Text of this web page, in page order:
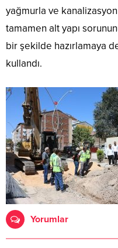
yağmurla ve
tamamen alt yapı
bir şekilde hazırlamaya
kullandı.
Yorumlar